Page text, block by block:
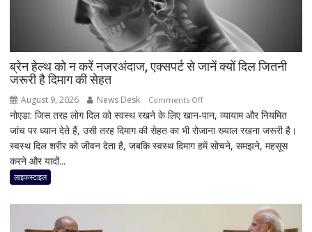
ब्रेन हेल्थ को न करें नजरअंदाज, एक्सपर्ट से जानें क्यों दिल जितनी
जरूरी है दिमाग की सेहत
August 9, 2026 News Desk Comments Offon
ब्रेन
हेल्थ
को
एक्सपर्ट
नोएडा: जिस तरह लोग दिल को स्वस्थ रखने के लिए खान-पान, व्यायाम और नियमित
जांच पर ध्यान देते हैं, उसी तरह दिमाग की सेहत का भी रोजाना ख्याल रखना जरूरी है।
स्वस्थ दिल शरीर को जीवन देता है, जबकि स्वस्थ दिमाग हमें सोचने, समझने, महसूस
करने और यादों...
लाइफस्टाइल